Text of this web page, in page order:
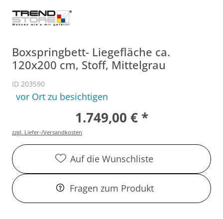
Boxspringbett- Liegefläche ca.
120x200 cm, Stoff, Mittelgrau
ID 203590
vor Ort zu besichtigen
1.749,00 € *
zzgl. Liefer-/Versandkosten
Auf die Wunschliste
Fragen zum Produkt